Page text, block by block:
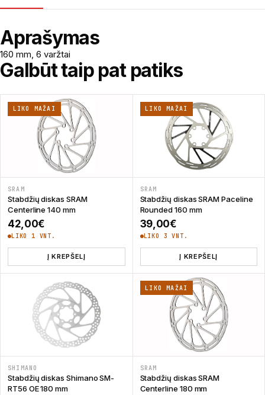
Aprašymas
160 mm, 6 varžtai
Galbūt taip pat patiks
LIKO MAŽAI
SRAM
Stabdžių diskas SRAM
Centerline 140 mm
42,00€
LIKO 1 VNT.
Į KREPŠELĮ
LIKO MAŽAI
SRAM
Stabdžių diskas SRAM Paceline
Rounded 160 mm
39,00€
LIKO 3 VNT.
Į KREPŠELĮ
SHIMANO
Stabdžių diskas Shimano SM-
RT56 OE 180 mm
LIKO MAŽAI
SRAM
Stabdžių diskas SRAM
Centerline 180 mm